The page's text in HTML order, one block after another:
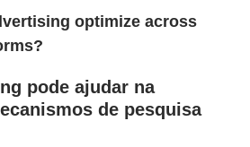
optimize across
pode ajudar na
de pesquisa